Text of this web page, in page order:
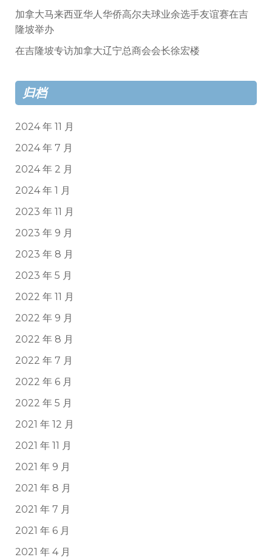
加拿大马来西亚华人华侨高尔夫球业余选手友谊赛在吉
隆坡举办
在吉隆坡专访加拿大辽宁总商会会长徐宏楼
归档
2024 年 11 月
2024 年 7 月
2024 年 2 月
2024 年 1 月
2023 年 11 月
2023 年 9 月
2023 年 8 月
2023 年 5 月
2022 年 11 月
2022 年 9 月
2022 年 8 月
2022 年 7 月
2022 年 6 月
2022 年 5 月
2021 年 12 月
2021 年 11 月
2021 年 9 月
2021 年 8 月
2021 年 7 月
2021 年 6 月
2021 年 4 月